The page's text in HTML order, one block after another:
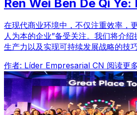
Ren Wei Ben De Qi Ye:
Zhan De Guan Jian)
在现代商业环境中，不仅注重效率，
人为本的企业”备受关注。我们将介
生产力以及实现可持续发展战略的技
作者: Líder Empresarial CN 阅读更